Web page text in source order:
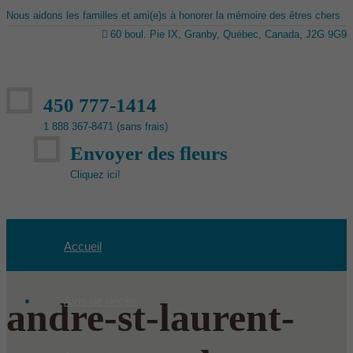
Nous aidons les familles et ami(e)s à honorer la mémoire des êtres chers
60 boul. Pie IX, Granby, Québec, Canada, J2G 9G9
450 777-1414
1 888 367-8471 (sans frais)
Envoyer des fleurs
Cliquez ici!
Accueil
Avis de décès
andre-st-laurent-